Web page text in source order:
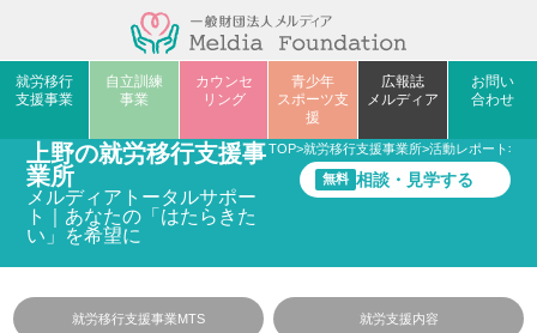
就労移行
支援事業
自立訓練
事業
カウンセ
リング
青少年
スポーツ支
援
広報誌
メルディア
お問い
合わせ
上野の就労移行支援事
業所
メルディアトータルサポー
ト｜あなたの「はたらきた
い」を希望に
TOP>就労移行支援事業所>活動レポート>
無料 相談・見学する
就労移行支援事業MTS 就労支援内容